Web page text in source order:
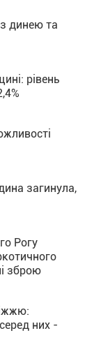
динею та
рівень
загинула,
Рогу
зброю
них -